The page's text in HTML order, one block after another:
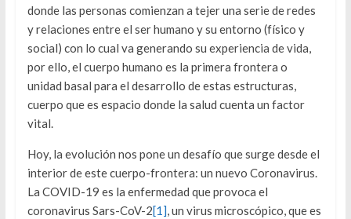
donde las personas comienzan a tejer una serie de redes
y relaciones entre el ser humano y su entorno (físico y
social) con lo cual va generando su experiencia de vida,
por ello, el cuerpo humano es la primera frontera o
unidad basal para el desarrollo de estas estructuras,
cuerpo que es espacio donde la salud cuenta un factor
vital.
Hoy, la evolución nos pone un desafío que surge desde el
interior de este cuerpo-frontera: un nuevo Coronavirus.
La COVID-19 es la enfermedad que provoca el
coronavirus Sars-CoV-2[1], un virus microscópico, que es